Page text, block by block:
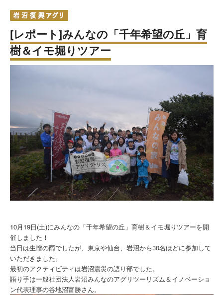
[レポート]みんなの「千年希望の丘」育
樹＆イモ堀りツアー
10月19日(土)にみんなの「千年希望の丘」育樹＆イモ堀りツアーを開
催しました！
当日は生憎の雨でしたが、東京や仙台、岩沼から30名ほどに参加して
いただきました。
最初のアクティビティは岩沼震災の語り部でした。
語り手は一般社団法人岩沼みんなのアグリツーリズム＆イノベーショ
ン代表理事の谷地沼富勝さん。